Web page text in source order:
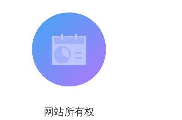
网站所有权